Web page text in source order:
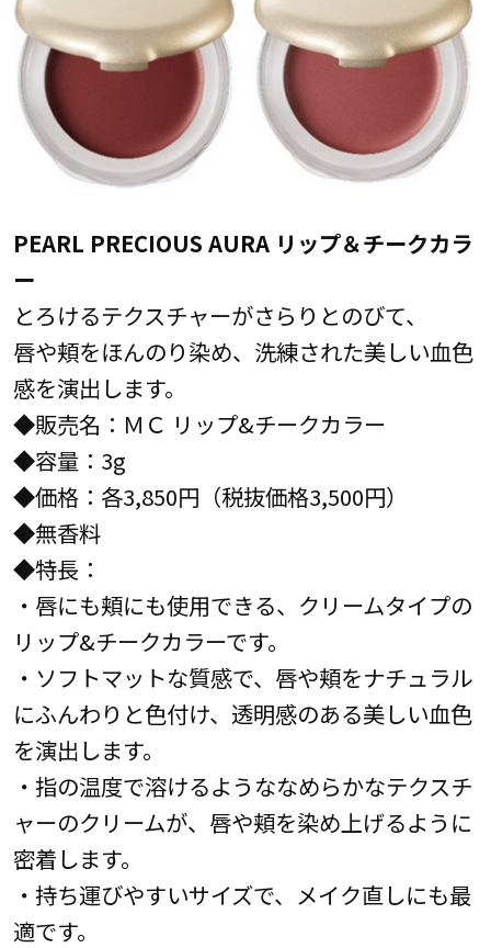
PEARL PRECIOUS AURA リップ＆チークカラ
ー
とろけるテクスチャーがさらりとのびて、
唇や頬をほんのり染め、洗練された美しい血色
感を演出します。
◆販売名：ＭＣ リップ&チークカラー
◆容量：3g
◆価格：各3,850円（税抜価格3,500円）
◆無香料
◆特長：
・唇にも頬にも使用できる、クリームタイプの
リップ&チークカラーです。
・ソフトマットな質感で、唇や頬をナチュラル
にふんわりと色付け、透明感のある美しい血色
を演出します。
・指の温度で溶けるようななめらかなテクスチ
ャーのクリームが、唇や頬を染め上げるように
密着します。
・持ち運びやすいサイズで、メイク直しにも最
適です。